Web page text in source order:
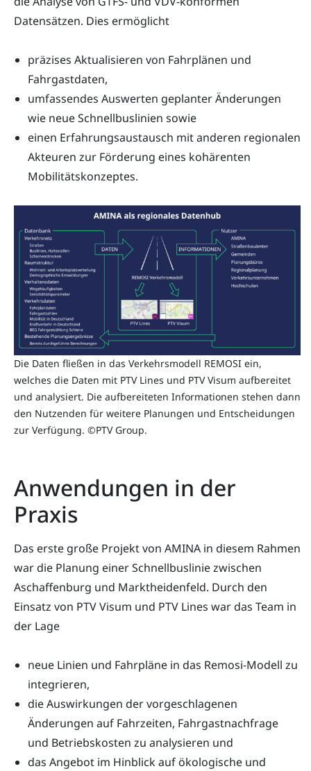
Datensätzen. Dies ermöglicht
präzises Aktualisieren von Fahrplänen und
Fahrgastdaten,
umfassendes Auswerten geplanter Änderungen
wie neue Schnellbuslinien sowie
einen Erfahrungsaustausch mit anderen regionalen
Akteuren zur Förderung eines kohärenten
Mobilitätskonzeptes.
Die Daten fließen in das Verkehrsmodell REMOSI ein,
welches die Daten mit PTV Lines und PTV Visum aufbereitet
und analysiert. Die aufbereiteten Informationen stehen dann
den Nutzenden für weitere Planungen und Entscheidungen
zur Verfügung. ©PTV Group.
Anwendungen in der
Praxis
Das erste große Projekt von AMINA in diesem Rahmen
war die Planung einer Schnellbuslinie zwischen
Aschaffenburg und Marktheidenfeld. Durch den
Einsatz von PTV Visum und PTV Lines war das Team in
der Lage
neue Linien und Fahrpläne in das Remosi-Modell zu
integrieren,
die Auswirkungen der vorgeschlagenen
Änderungen auf Fahrzeiten, Fahrgastnachfrage
und Betriebskosten zu analysieren und
das Angebot im Hinblick auf ökologische und